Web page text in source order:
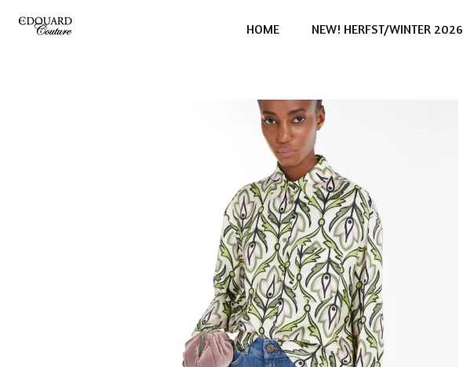
Ga
direct
HOME NEW! HERFST/WINTER 2026